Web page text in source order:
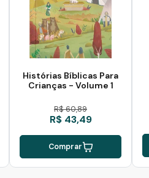
Histórias Bíblicas Para
Crianças - Volume 1
R$ 60,89
R$ 43,49
Comprar